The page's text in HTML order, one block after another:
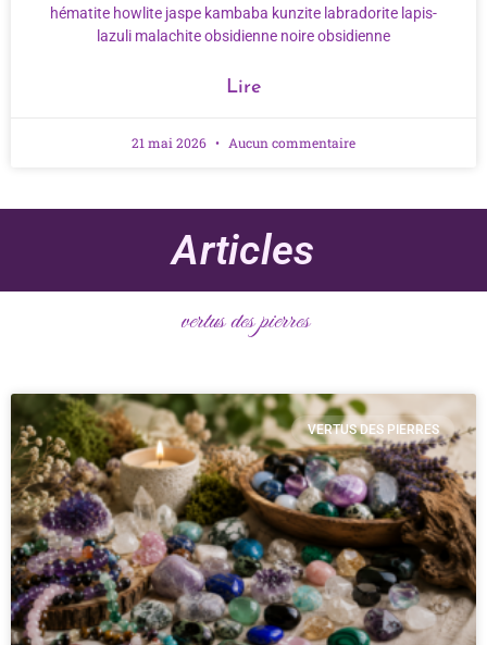
hématite howlite jaspe kambaba kunzite labradorite lapis-
lazuli malachite obsidienne noire obsidienne
Lire
21 mai 2026 Aucun commentaire
Articles
vertus des pierres
VERTUS DES PIERRES